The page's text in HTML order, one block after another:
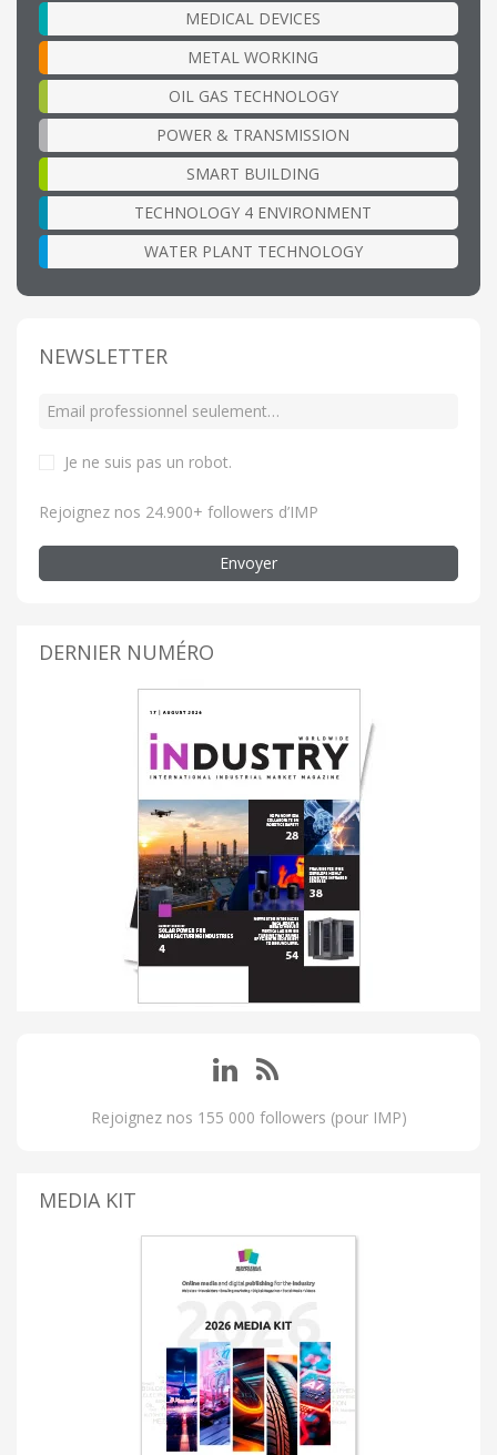
MEDICAL DEVICES
METAL WORKING
OIL GAS TECHNOLOGY
POWER & TRANSMISSION
SMART BUILDING
TECHNOLOGY 4 ENVIRONMENT
WATER PLANT TECHNOLOGY
NEWSLETTER
Je ne suis pas un robot.
Rejoignez nos 24.900+ followers d’IMP
Envoyer
DERNIER NUMÉRO
Rejoignez nos 155 000 followers (pour IMP)
MEDIA KIT